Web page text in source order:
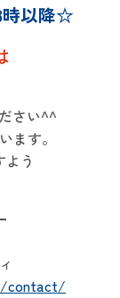
時以降☆
さい^^
ます。
う
contact/